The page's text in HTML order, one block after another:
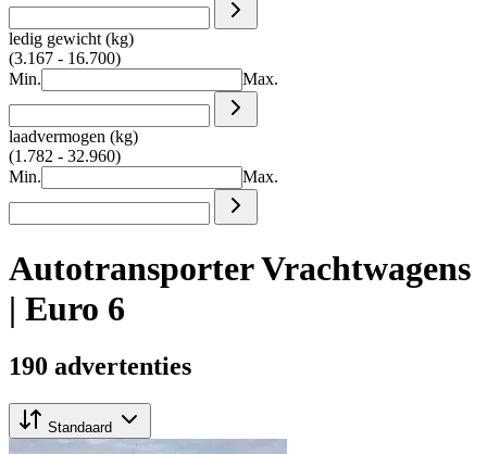
ledig gewicht (kg)
(3.167 - 16.700)
Min.
Max.
laadvermogen (kg)
(1.782 - 32.960)
Min.
Max.
Autotransporter Vrachtwagens
| Euro 6
190 advertenties
Standaard